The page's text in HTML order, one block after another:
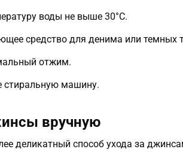
воды не выше 30°C.
средство для денима или темных
отжим.
стиральную машину.
вручную
деликатный способ ухода за